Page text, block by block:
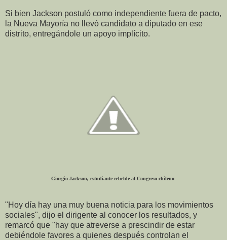
Si bien Jackson postuló como independiente fuera de pacto,
la Nueva Mayoría no llevó candidato a diputado en ese
distrito, entregándole un apoyo implícito.
Giorgio Jackson, estudiante rebelde al Congreso chileno
"Hoy día hay una muy buena noticia para los movimientos
sociales", dijo el dirigente al conocer los resultados, y
remarcó que "hay que atreverse a prescindir de estar
debiéndole favores a quienes después controlan el